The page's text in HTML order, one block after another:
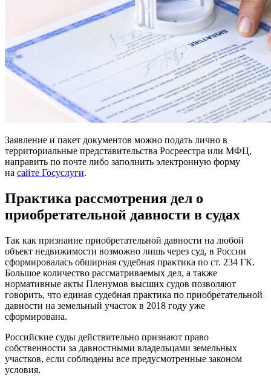
Заявление и пакет документов можно подать лично в
территориальные представительства Росреестра или МФЦ,
направить по почте либо заполнить электронную форму
на сайте Госуслуги.
Практика рассмотрения дел о
приобретательной давности в судах
Так как признание приобретательной давности на любой
объект недвижимости возможно лишь через суд, в России
сформировалась обширная судебная практика по ст. 234 ГК.
Большое количество рассматриваемых дел, а также
нормативные акты Пленумов высших судов позволяют
говорить, что единая судебная практика по приобретательной
давности на земельный участок в 2018 году уже
сформирована.
Российские суды действительно признают право
собственности за давностными владельцами земельных
участков, если соблюдены все предусмотренные законом
условия.